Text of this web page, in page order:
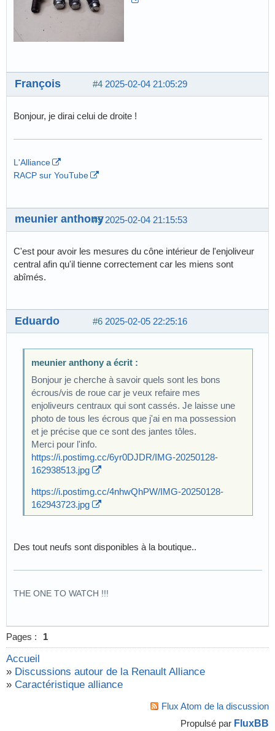
#4 2025-02-04 21:05:29
François
Bonjour, je dirai celui de droite !
L'Alliance
RACP sur YouTube
#5 2025-02-04 21:15:53
meunier anthony
C'est pour avoir les mesures du cône intérieur de l'enjoliveur
central afin qu'il tienne correctement car les miens sont
abîmés.
#6 2025-02-05 22:25:16
Eduardo
meunier anthony a écrit :
Bonjour je cherche à savoir quels sont les bons
écrous/vis de roue car je veux refaire mes
enjoliveurs centraux qui sont cassés. Je laisse une
photo de tous les écrous que j'ai en ma possession
et je précise que ce sont des jantes tôles.
Merci pour l'info.
https://i.postimg.cc/6yr0DJDR/IMG-20250128-
162938513.jpg
https://i.postimg.cc/4nhwQhPW/IMG-20250128-
162943723.jpg
Des tout neufs sont disponibles à la boutique..
THE ONE TO WATCH !!!
Pages : 1
Accueil
» Discussions autour de la Renault Alliance
» Caractéristique alliance
Flux Atom de la discussion
Propulsé par FluxBB